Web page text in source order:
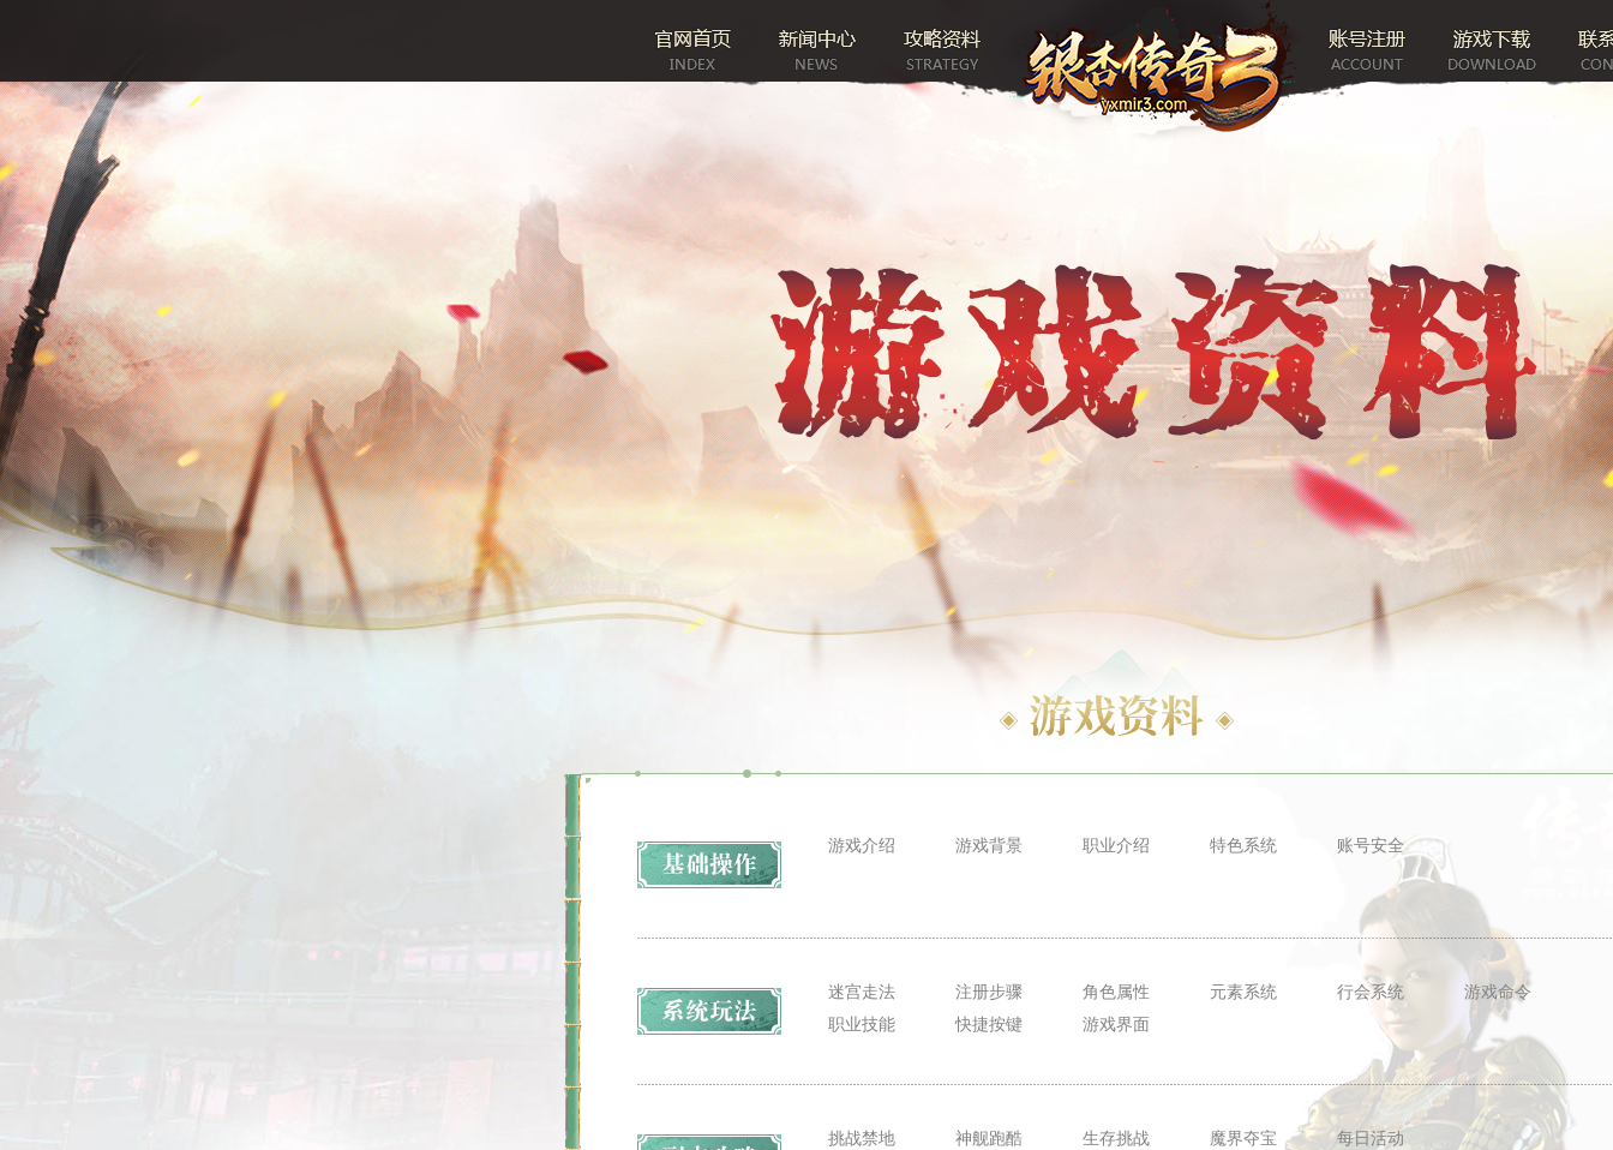
游戏介绍 游戏背景 职业介绍 特色系统 账号安全
迷宫走法 注册步骤 角色属性 元素系统 行会系统
游戏命令
职业技能
快捷按键 游戏界面
挑战禁地 神舰跑酷 生存挑战 魔界夺宝 每日活动